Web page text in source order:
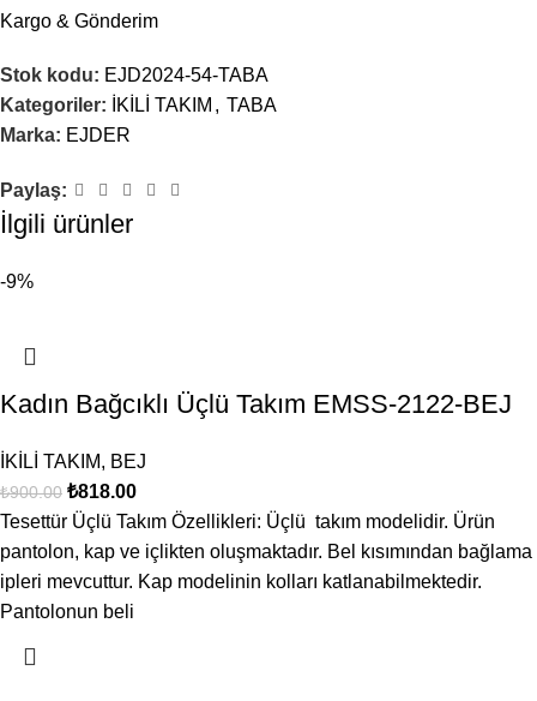
İsim*
adresim ve site adresim bu tarayıcıya kaydedilsin.
Kargo & Gönderim
Stok kodu: EJD2024-54-TABA
Kategoriler:
İKİLİ TAKIM , TABA
Marka: EJDER
Paylaş:
İlgili ürünler
-9%
Kadın Bağcıklı Üçlü Takım EMSS-2122-BEJ
İKİLİ TAKIM, BEJ
₺900.00 ₺818.00
Tesettür Üçlü Takım Özellikleri: Üçlü takım modelidir. Ürün
pantolon, kap ve içlikten oluşmaktadır. Bel kısımından bağlama
ipleri mevcuttur. Kap modelinin kolları katlanabilmektedir.
Pantolonun beli